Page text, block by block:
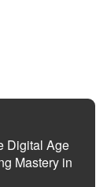
Digital Age
Mastery in